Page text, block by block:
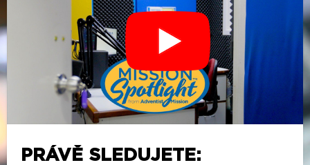
PRÁVĚ SLEDUJETE: